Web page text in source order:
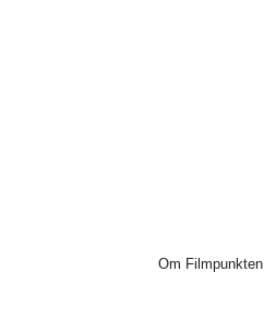
Om Filmpunkten